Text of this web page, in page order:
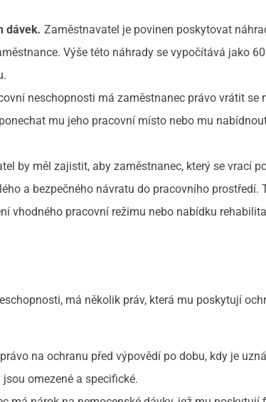
dávek. Zaměstnavatel je povinen poskytovat
Výše této náhrady se vypočítává jako
neschopnosti má zaměstnanec právo vrátit se
mu jeho pracovní místo nebo mu
by měl zajistit, aby zaměstnanec, který se vrací
a bezpečného návratu do pracovního prostředí.
vhodného pracovní režimu nebo nabídku
má několik práv, která mu poskytují
na ochranu před výpovědí po dobu, kdy je
omezené a specifické.